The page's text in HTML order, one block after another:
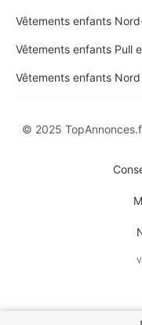
Vêtements enfants
Vêtements enfants Pull
Vêtements enfants Nord
© 2025